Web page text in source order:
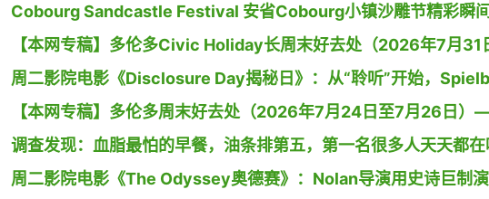
Cobourg Sandcastle Festival 安省Cobourg小镇沙雕节精彩瞬间
【本网专稿】多伦多Civic Holiday长周末好去处（2026年7月
周二影院电影《Disclosure Day揭秘日》：从“聆听”开始，
【本网专稿】多伦多周末好去处（2026年7月24日至7月26日）
调查发现：血脂最怕的早餐，油条排第五，第一名很多人天天都在
周二影院电影《The Odyssey奥德赛》：Nolan导演用史诗巨制